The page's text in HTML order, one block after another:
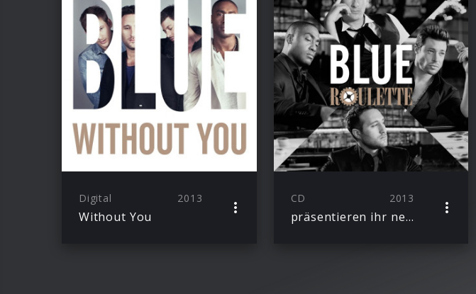
Digital 2013
Without You
CD 2013
präsentieren ihr neues Album “Roulette” inklusive der Hit-Single “Hurt Lovers”